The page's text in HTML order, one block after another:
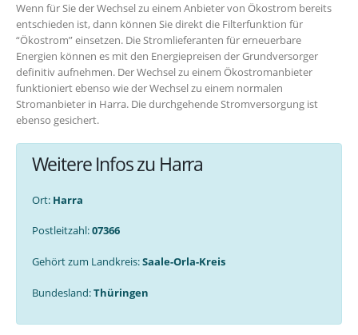
Wenn für Sie der Wechsel zu einem Anbieter von Ökostrom bereits
entschieden ist, dann können Sie direkt die Filterfunktion für
“Ökostrom” einsetzen. Die Stromlieferanten für erneuerbare
Energien können es mit den Energiepreisen der Grundversorger
definitiv aufnehmen. Der Wechsel zu einem Ökostromanbieter
funktioniert ebenso wie der Wechsel zu einem normalen
Stromanbieter in Harra. Die durchgehende Stromversorgung ist
ebenso gesichert.
Weitere Infos zu Harra
Ort: Harra
Postleitzahl:07366
Gehört zum Landkreis:Saale-Orla-Kreis
Bundesland:Thüringen